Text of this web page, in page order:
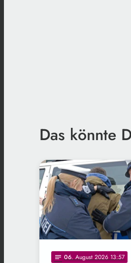
Das könnte
notes 06. August 2026 13:57